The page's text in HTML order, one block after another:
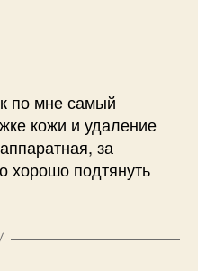
по мне самый
кожи и удаление
за
хорошо подтянуть